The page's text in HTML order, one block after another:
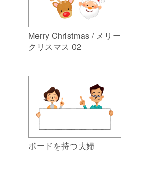
Merry Christmas / メリー
クリスマス 02
ボードを持つ夫婦